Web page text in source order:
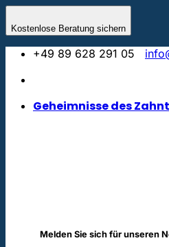
Kostenlose Beratung sichern
content
+49 89 628 291 05
Geheimnisse des
Melden Sie sich für unseren